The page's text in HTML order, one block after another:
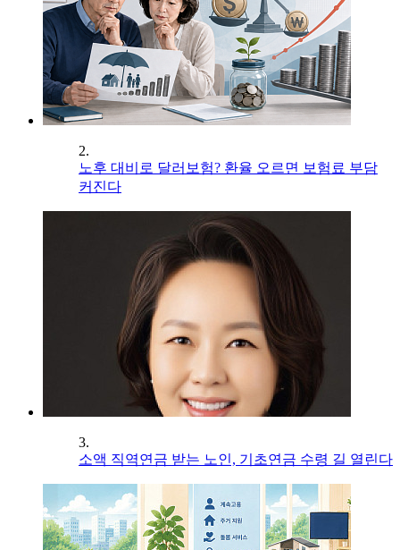
2.
노후 대비로 달러보험? 환율 오르면 보험료 부담
커진다
3.
소액 직역연금 받는 노인, 기초연금 수령 길 열린다